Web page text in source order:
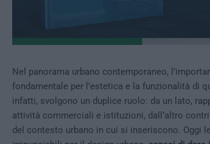
Nel panorama urbano contemporaneo,
fondamentale per l’estetica e la funzionalità di
infatti, svolgono un duplice ruolo: da un lato,
attività commerciali e istituzioni, dall’altro
del contesto urbano in cui si inseriscono. Oggi